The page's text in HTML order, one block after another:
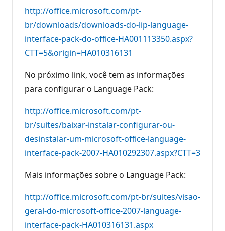
http://office.microsoft.com/pt-
br/downloads/downloads-do-lip-language-
interface-pack-do-office-HA001113350.aspx?
CTT=5&origin=HA010316131
No próximo link, você tem as informações
para configurar o Language Pack:
http://office.microsoft.com/pt-
br/suites/baixar-instalar-configurar-ou-
desinstalar-um-microsoft-office-language-
interface-pack-2007-HA010292307.aspx?CTT=3
Mais informações sobre o Language Pack:
http://office.microsoft.com/pt-br/suites/visao-
geral-do-microsoft-office-2007-language-
interface-pack-HA010316131.aspx